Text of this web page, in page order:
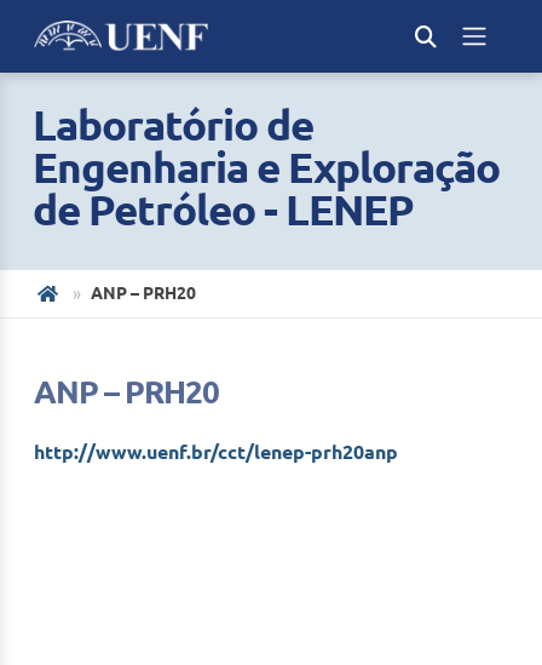
Laboratório de
Engenharia e Exploração
de Petróleo - LENEP
ANP – PRH20
ANP – PRH20
http://www.uenf.br/cct/lenep-prh20anp